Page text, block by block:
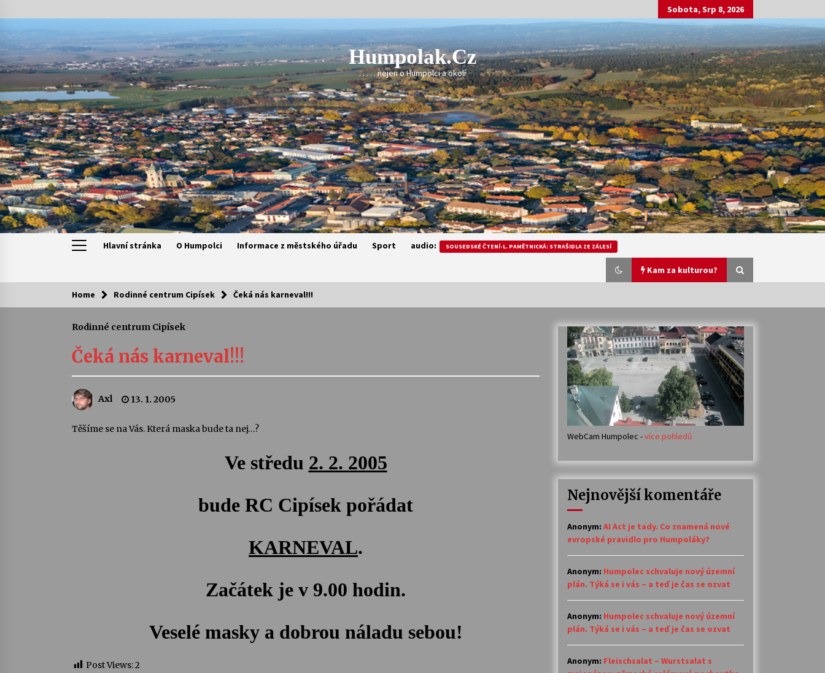
to
Sobota, Srp 8, 2026
Humpolak.cz
. . . . . nejen o Humpolci a okolí
Hlavní stránka O Humpolci Informace z městského úřadu Sport audio: SOUSEDSKÉ ČTENÍ-L. PAMĚTNICKÁ: STRAŠIDLA ZE ZÁLESÍ
Kam za kulturou?
Kam za kulturou?
Camerata a Sukuba Ensemble
4. 8. 2026
Veselí muzikanti
30. 7. 2026
Pozvánka na integrační festival
Quijotova šedesátka: 28. 7.–1. 8.
28. 7. 2026
Votavžatský ploty
23. 7. 2026
17. 7. 2026 14. 7. 2026
Za kulturou kousek za Humpolec. V
Varhanní recitál Michala Novenka v
30. 6. 2026
Home Rodinné centrum Cipísek Čeká nás karneval!!!
Rodinné centrum Cipísek
Čeká nás karneval!!!
Axl 13. 1. 2005
Těšíme se na Vás. Která maska bude ta nej…?
Ve středu 2. 2. 2005
bude RC Cipísek pořádat
KARNEVAL.
Začátek je v 9.00 hodin.
Veselé masky a dobrou náladu sebou!
Post Views:2
WebCam Humpolec -více pohledů
Nejnovější komentáře
Anonym: AI Act je tady. Co znamená nové
evropské pravidlo pro Humpoláky?
Anonym: Humpolec schvaluje nový územní
plán. Týká se i vás – a teď je čas se ozvat
Anonym: Humpolec schvaluje nový územní
plán. Týká se i vás – a teď je čas se ozvat
Anonym: Fleischsalat – Wurstsalat s